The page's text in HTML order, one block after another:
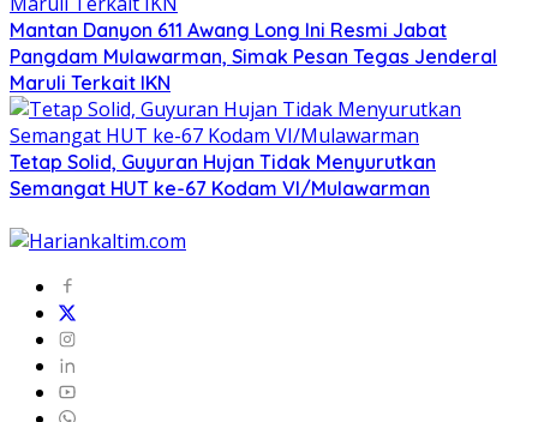
Mantan Danyon 611 Awang Long Ini Resmi Jabat
Pangdam Mulawarman, Simak Pesan Tegas Jenderal
Maruli Terkait IKN
Tetap Solid, Guyuran Hujan Tidak Menyurutkan
Semangat HUT ke-67 Kodam VI/Mulawarman